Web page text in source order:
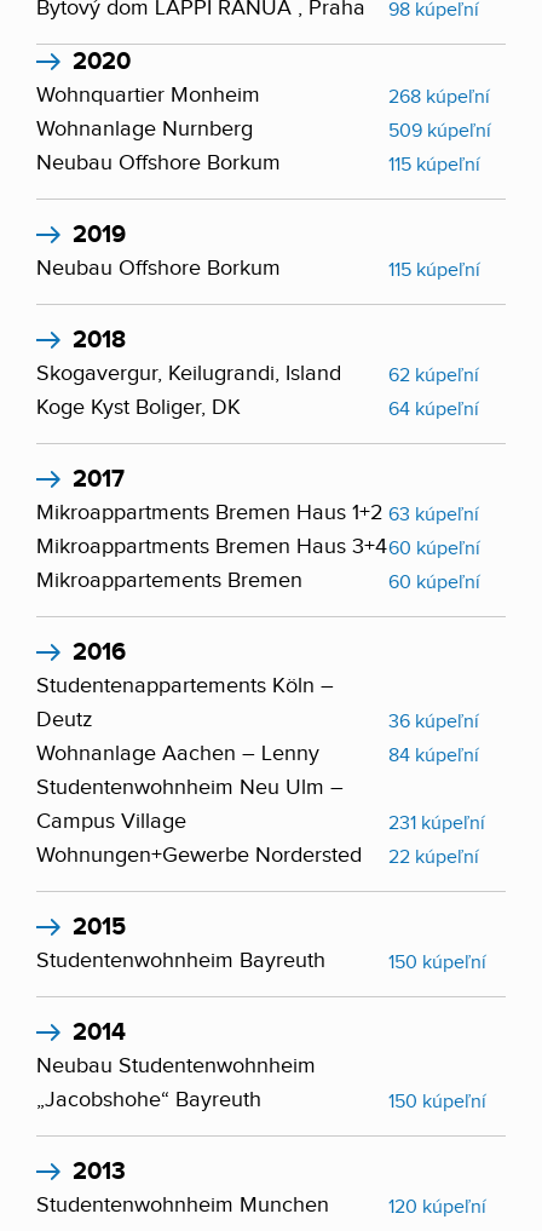
Bytový dom LAPPI RANUA , Praha 98 kúpeľní
2020
Wohnquartier Monheim 268 kúpeľní
Wohnanlage Nurnberg 509 kúpeľní
Neubau Offshore Borkum 115 kúpeľní
2019
Neubau Offshore Borkum 115 kúpeľní
2018
Skogavergur, Keilugrandi, Island 62 kúpeľní
Koge Kyst Boliger, DK 64 kúpeľní
2017
Mikroappartments Bremen Haus 1+2 63 kúpeľní
Mikroappartments Bremen Haus 3+460 kúpeľní
Mikroappartements Bremen 60 kúpeľní
2016
Studentenappartements Köln –
Deutz
36 kúpeľní
Wohnanlage Aachen – Lenny 84 kúpeľní
Studentenwohnheim Neu Ulm –
Campus Village
231 kúpeľní
Wohnungen+Gewerbe Nordersted 22 kúpeľní
2015
Studentenwohnheim Bayreuth 150 kúpeľní
2014
Neubau Studentenwohnheim
„Jacobshohe“ Bayreuth
150 kúpeľní
2013
Studentenwohnheim Munchen 120 kúpeľní